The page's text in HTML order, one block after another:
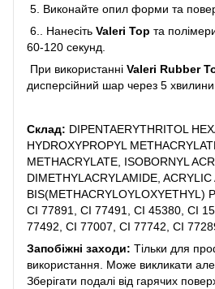
5. Виконайте опил форми та
6.. Нанесіть Valeri Top та
60-120 секунд.
При використанні Valeri Rubber
дисперсійний шар через 5 хвилини
Склад: DIPENTAERYTHRITOL
HYDROXYPROPYL
METHACRYLATE, ISOBORNYL
DIMETHYLACRYLAMIDE, ACRYLIC
BIS(METHACRYLOYLOXYETHYL)
CI 77891, CI 77491, CI 45380, CI
77492, CI 77007, CI 77742, CI
Запобіжні заходи: Тільки для
використання. Може викликати
Зберігати подалі від гарячих